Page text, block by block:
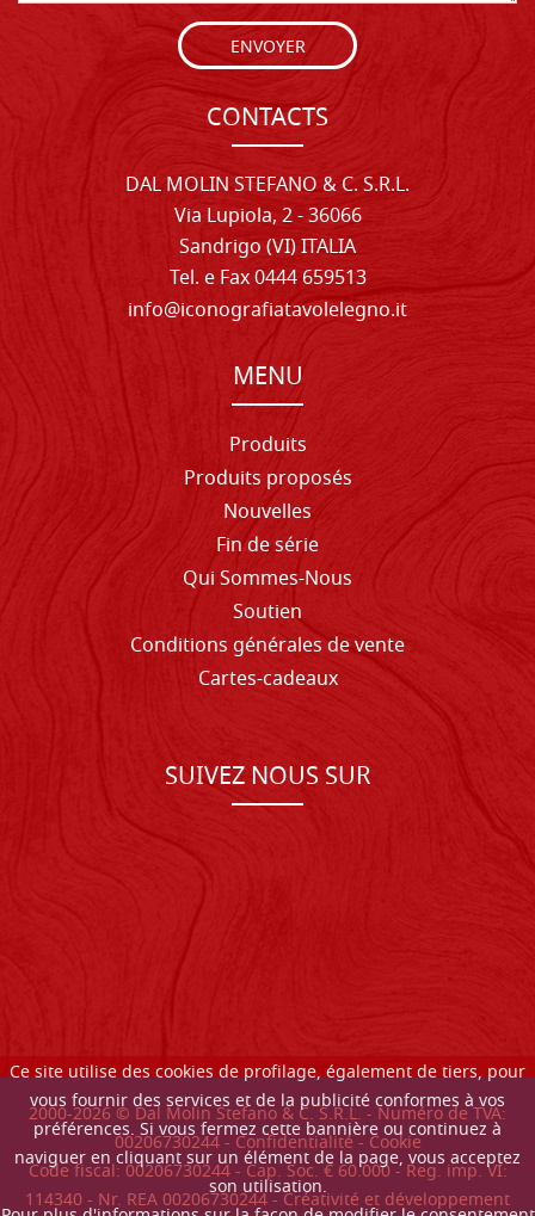
Ce site utilise des cookies de profilage, également de tiers, pour
vous fournir des services et de la publicité conformes à vos
préférences. Si vous fermez cette bannière ou continuez à
naviguer en cliquant sur un élément de la page, vous acceptez
son utilisation.
ENVOYER
CONTACTS
DAL MOLIN STEFANO & C. S.R.L.
Via Lupiola, 2 - 36066
Sandrigo (VI) ITALIA
Tel. e Fax 0444 659513
info@iconografiatavolelegno.it
MENU
Produits
Produits proposés
Nouvelles
Fin de série
Qui Sommes-Nous
Soutien
Conditions générales de vente
Cartes-cadeaux
SUIVEZ NOUS SUR
2000-2026© Dal Molin Stefano & C. S.R.L. - Numéro de TVA:
00206730244 -Confidentialité-Cookie
Code fiscal: 00206730244 - Cap. Soc. € 60.000 - Reg. imp. VI:
114340 - Nr. REA 00206730244 - Créativité et développement